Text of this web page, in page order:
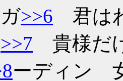
>>6 君は
>>7 貴様だ
ーディン